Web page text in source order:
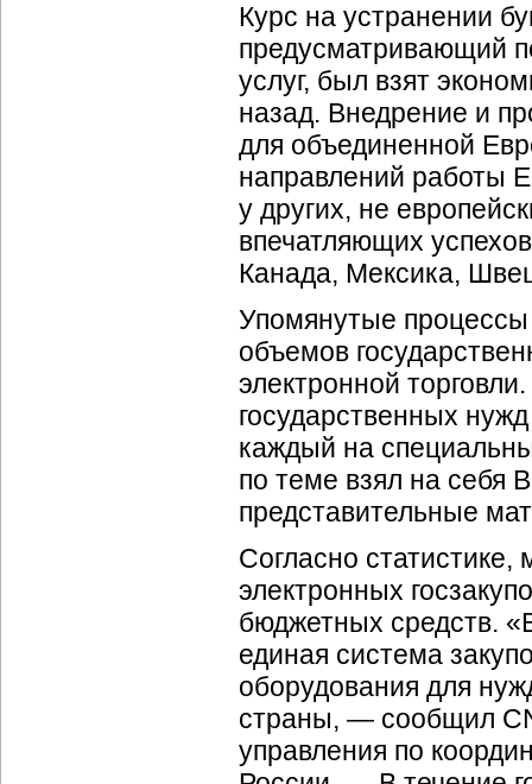
Курс на устранении
предусматривающий
услуг, был взят
назад. Внедрение и
для объединенной
направлений работы
у других, не
впечатляющих
Канада, Мексика,
Упомянутые процессы
объемов
электронной
государственных
каждый на
по теме взял на себя
представительные
Согласно
электронных
бюджетных средств.
единая система
оборудования для
страны, — сообщил
управления по